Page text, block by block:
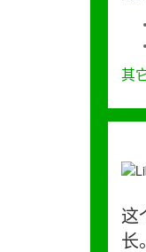
其
这
长